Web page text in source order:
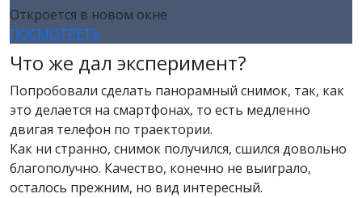
Откроется в новом окне
ПОСМОТРЕТЬ
Что же дал эксперимент?
Попробовали сделать панорамный снимок, так, как
это делается на смартфонах, то есть медленно
двигая телефон по траектории.
Как ни странно, снимок получился, сшился довольно
благополучно. Качество, конечно не выиграло,
осталось прежним, но вид интересный.